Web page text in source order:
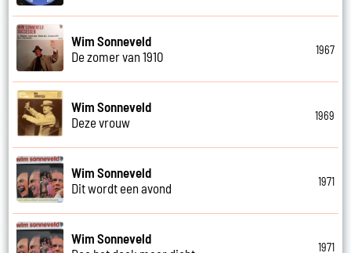
Wim Sonneveld
De zomer van 1910
1967
Wim Sonneveld
Deze vrouw
1969
Wim Sonneveld
Dit wordt een avond
1971
Wim Sonneveld
1971